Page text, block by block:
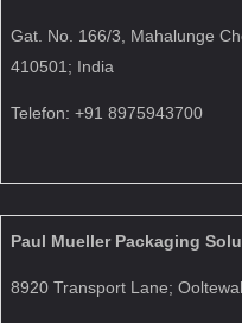
Gat. No. 166/3, Mahalunge
410501; India
Telefon: +91 8975943700
Paul Mueller Packaging
8920 Transport Lane;